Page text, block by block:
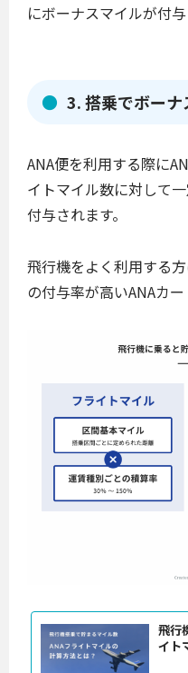
にボーナスマイルが付与
3. 搭乗でボーナ
ANA便を利用する際に
イトマイル数に対して
付与されます。
飛行機をよく利用する
の付与率が高いANAカ
飛行
イト